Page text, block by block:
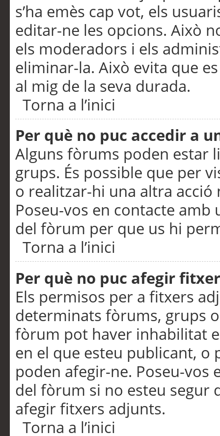
s’ha emès cap vot, els
editar-ne les opcions. Això
els moderadors i els
eliminar-la. Això evita que
al mig de la seva durada.
Torna a l’inici
Per què no puc accedir a
Alguns fòrums poden estar
grups. És possible que per
o realitzar-hi una altra acció
Poseu-vos en contacte
del fòrum per que us hi
Torna a l’inici
Per què no puc afegir
Els permisos per a fitxers
determinats fòrums, grups
fòrum pot haver inhabilitat
en el que esteu publicant,
poden afegir-ne. Poseu-vos
del fòrum si no esteu segur
afegir fitxers adjunts.
Torna a l’inici